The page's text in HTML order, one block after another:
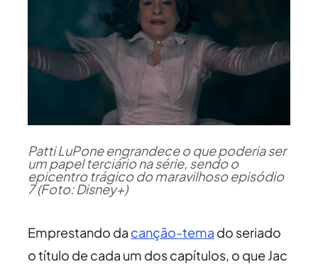
Patti LuPone engrandece o que poderia ser
um papel terciário na série, sendo o
epicentro trágico do maravilhoso episódio
7 (Foto: Disney+)
Emprestando da canção-tema do seriado
o título de cada um dos capítulos, o que Jac